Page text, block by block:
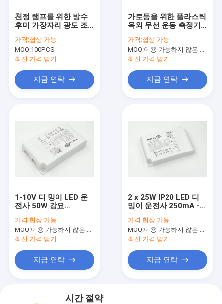
천정 램프를 위한 방수
후미 가장자리 광도 조
운전자 고전력
가격:협상 가능
MOQ:100PCS
최신 가격 받기
지금 연락
가로등을 위한 플라스틱
옥외 무선 운동 측정기/
가격:협상 가능
MOQ:이용 가능하지 않은 생산 정지.
최신 가격 받기
지금 연락
1-10V 디 밍이 LED 운
전사 50W 강요
위원회 빛 운전사
가격:협상 가능
MOQ:이용 가능하지 않은 생산 정지.
최신 가격 받기
지금 연락
2 x 25W IP20 LED 디
밍이 운전사 250mA -
아래로 점화합니다
가격:협상 가능
MOQ:이용 가능하지 않은 생산 정지.
최신 가격 받기
지금 연락
시간 절약